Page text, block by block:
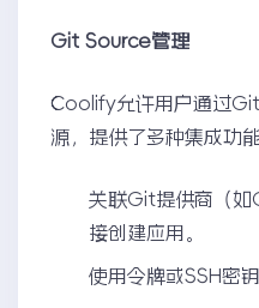
Git Source管理
Coolify允许用户通过
源，提供了多种集成功
关联Git提供商（
接创建应用。
使用令牌或SSH密